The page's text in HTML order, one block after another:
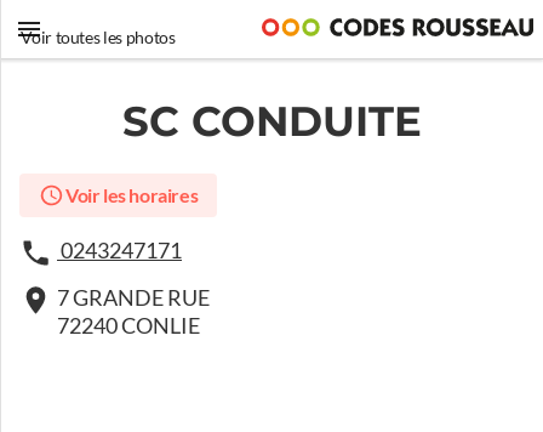
Voir toutes les photos
SC CONDUITE
Voir les horaires
0243247171
7 GRANDE RUE
72240 CONLIE